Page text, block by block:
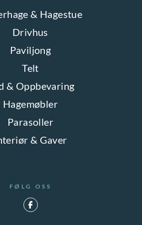
& Hagestue
Drivhus
Paviljong
Telt
& Oppbevaring
Hagemøbler
Parasoller
& Gaver
FØLG OSS